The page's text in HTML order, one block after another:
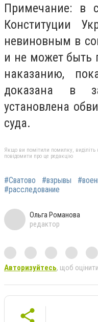
Примечание: в
Конституции
невиновным в
и не может быть
наказанию,
доказана в
установлена
суда.
Якщо ви помітили помилку, виділіть
повідомити про це редакцію
#Сватово #взрывы
#расследование
Ольга Романова
редактор
Авторизуйтесь, щоб оцінити